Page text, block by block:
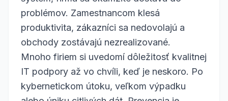
problémov. Zamestnancom klesá
produktivita, zákazníci sa nedovolajú a
obchody zostávajú nezrealizované.
Mnoho firiem si uvedomí dôležitosť kvalitnej
IT podpory až vo chvíli, keď je neskoro. Po
kybernetickom útoku, veľkom výpadku